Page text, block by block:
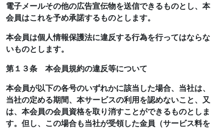
電子メールその他の広告宣伝物を送信できるものとし、本
会員はこれを予め承諾するものとします。
本会員は個人情報保護法に違反する行為を行ってはならな
いものとします。
第１３条 本会員規約の違反等について
本会員が以下の各号のいずれかに該当した場合、当社は、
当社の定める期間、本サービスの利用を認めないこと、又
は、本会員の会員資格を取り消すことができるものとしま
す。但し、この場合も当社が受領した金員（サービス料を